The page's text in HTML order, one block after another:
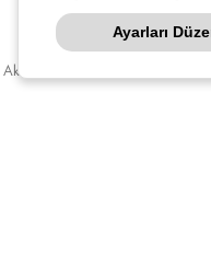
Ayarları
Aksesuar